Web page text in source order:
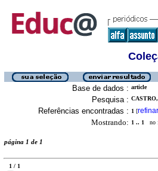
Base de dados : article
Pesquisa :
Referências encontradas : 1 [refinar
Mostrando: 1 .. 1 no
página 1 de 1
1 / 1